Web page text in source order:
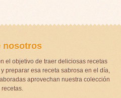
nosotros
el objetivo de traer deliciosas recetas
preparar esa receta sabrosa en el día,
aprovechan nuestra colección
recetas.